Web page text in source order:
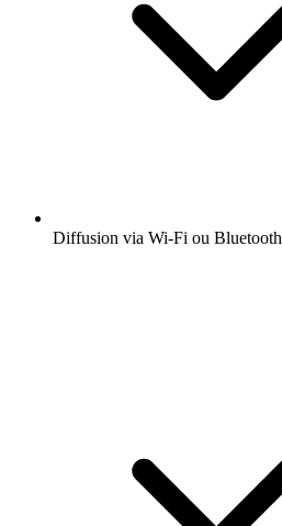
Diffusion via Wi-Fi ou Bluetooth